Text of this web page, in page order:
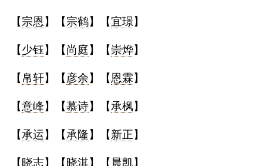
【宗恩 】【宗鹤】【宜璟】
【少钰】【尚庭】【崇烨】
【 帛轩】【 彦余】【恩霖】
【意峰】【慕诗】【承枫】
【承运】【承隆】【新正】
【 晓志】【 晓淇】【 晨凯】